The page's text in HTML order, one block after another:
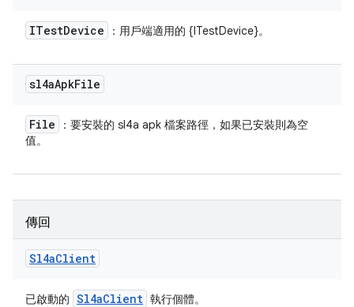
ITestDevice ：用戶端適用的 {ITestDevice}。
sl4aApkFile
File
：要安裝的 sl4a apk 檔案路徑，如果已安裝則為空
值。
傳回
Sl4aClient
已啟動的 Sl4aClient 執行個體。